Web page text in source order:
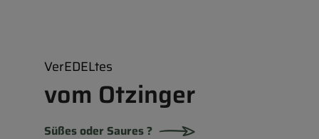
VerEDELtes
vom Otzinger
Süßes oder Saures ?